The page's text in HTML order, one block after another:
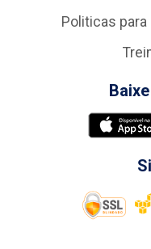
Politicas